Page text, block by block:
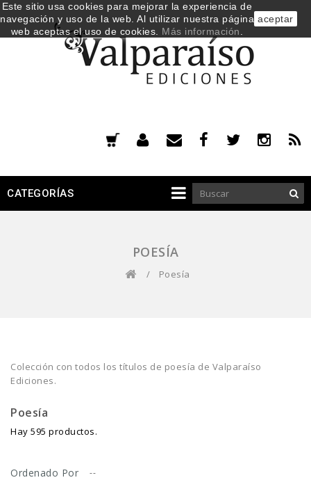
CATEGORÍAS
POESÍA
/ Poesía
Colección con todos los títulos de poesía de Valparaíso
Ediciones.
Poesía
Hay 595 productos.
Ordenado Por --
Este sitio usa cookies para mejorar la experiencia de
navegación y uso de la web. Al utilizar nuestra página
web aceptas el uso de cookies. Más información
aceptar